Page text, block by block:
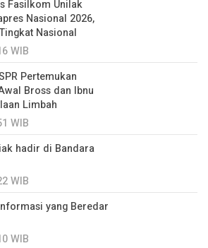
Fasilkom Unilak
Nasional 2026,
Nasional
WIB
Pertemukan
Bross dan Ibnu
Limbah
WIB
hadir di Bandara
WIB
yang Beredar
WIB